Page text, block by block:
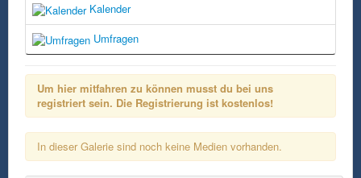
Kalender
Umfragen
Um hier mitfahren zu können musst du bei uns
registriert sein. Die Registrierung ist kostenlos!
In dieser Galerie sind noch keine Medien vorhanden.